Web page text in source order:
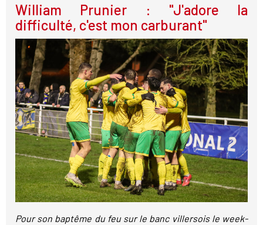
William Prunier : "J'adore la
difficulté, c'est mon carburant"
Pour son baptême du feu sur le banc villersois le week-